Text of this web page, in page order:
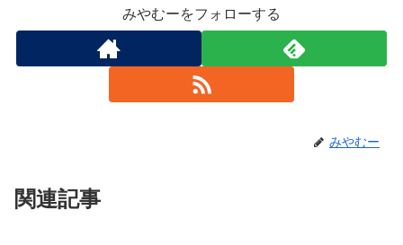
みやむーをフォローする
みやむー
関連記事